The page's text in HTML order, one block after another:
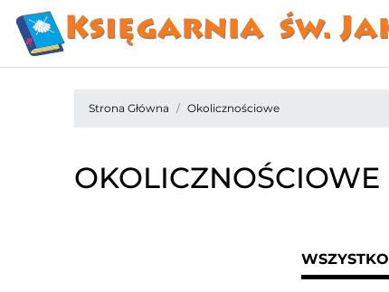
Strona Główna Okolicznościowe
OKOLICZNOŚCIOWE
WSZYSTKO